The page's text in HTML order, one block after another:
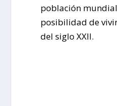
población
posibilidad de
del siglo XXII.